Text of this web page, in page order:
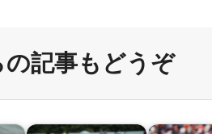
の記事もどうぞ